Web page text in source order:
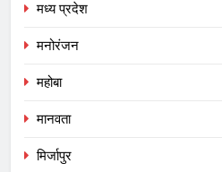
मध्य प्रदेश
मनोरंजन
महोबा
मानवता
मिर्जापुर